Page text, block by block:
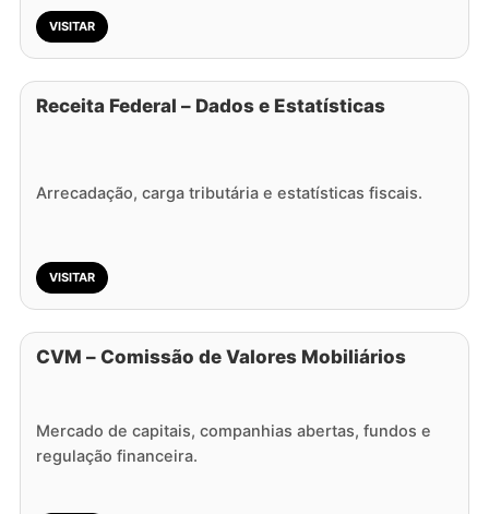
VISITAR
Receita Federal – Dados e Estatísticas
Arrecadação, carga tributária e estatísticas fiscais.
VISITAR
CVM – Comissão de Valores Mobiliários
Mercado de capitais, companhias abertas, fundos e
regulação financeira.